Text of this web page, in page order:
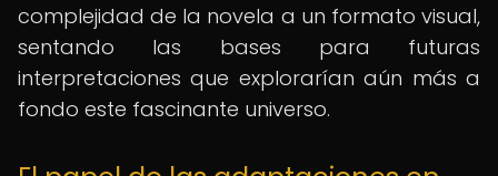
complejidad de la novela a un formato visual,
sentando las bases para futuras
interpretaciones que explorarían aún más a
fondo este fascinante universo.